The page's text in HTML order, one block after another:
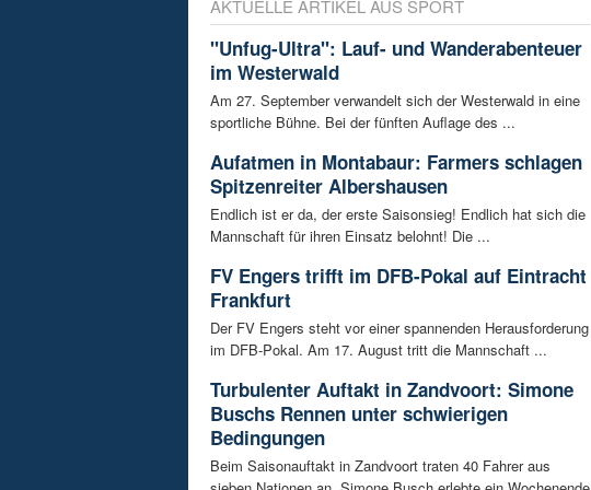
AKTUELLE ARTIKEL AUS SPORT
"Unfug-Ultra": Lauf- und Wanderabenteuer
im Westerwald
Am 27. September verwandelt sich der Westerwald in eine
sportliche Bühne. Bei der fünften Auflage des ...
Aufatmen in Montabaur: Farmers schlagen
Spitzenreiter Albershausen
Endlich ist er da, der erste Saisonsieg! Endlich hat sich die
Mannschaft für ihren Einsatz belohnt! Die ...
FV Engers trifft im DFB-Pokal auf Eintracht
Frankfurt
Der FV Engers steht vor einer spannenden Herausforderung
im DFB-Pokal. Am 17. August tritt die Mannschaft ...
Turbulenter Auftakt in Zandvoort: Simone
Buschs Rennen unter schwierigen
Bedingungen
Beim Saisonauftakt in Zandvoort traten 40 Fahrer aus